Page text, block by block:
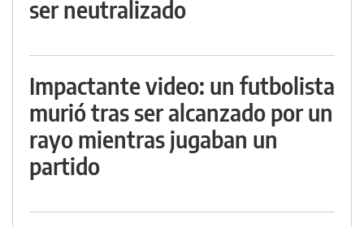
ser neutralizado
Impactante video: un futbolista
murió tras ser alcanzado por un
rayo mientras jugaban un
partido